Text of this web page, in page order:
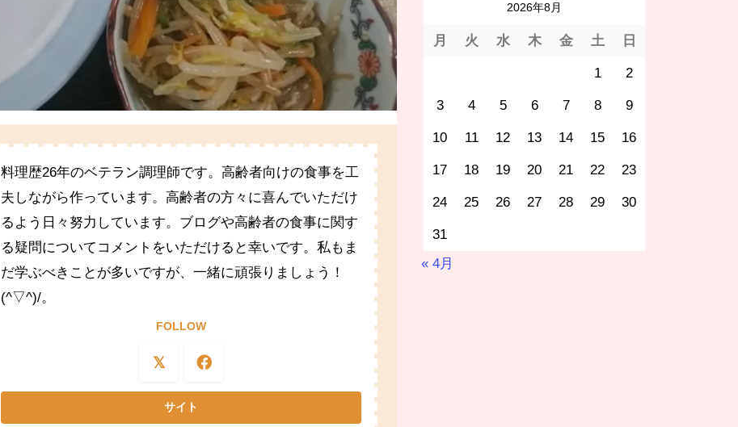
料理歴26年のベテラン調理師です。高齢者向けの食事を工
夫しながら作っています。高齢者の方々に喜んでいただけ
るよう日々努力しています。ブログや高齢者の食事に関す
る疑問についてコメントをいただけると幸いです。私もま
だ学ぶべきことが多いですが、一緒に頑張りましょう！
(^▽^)/。
FOLLOW
2026年8月
月 火 水 木 金 土 日
1 2
3 4 5 6 7 8 9
10 11 12 13 14 15 16
17 18 19 20 21 22 23
24 25 26 27 28 29 30
31
« 4月